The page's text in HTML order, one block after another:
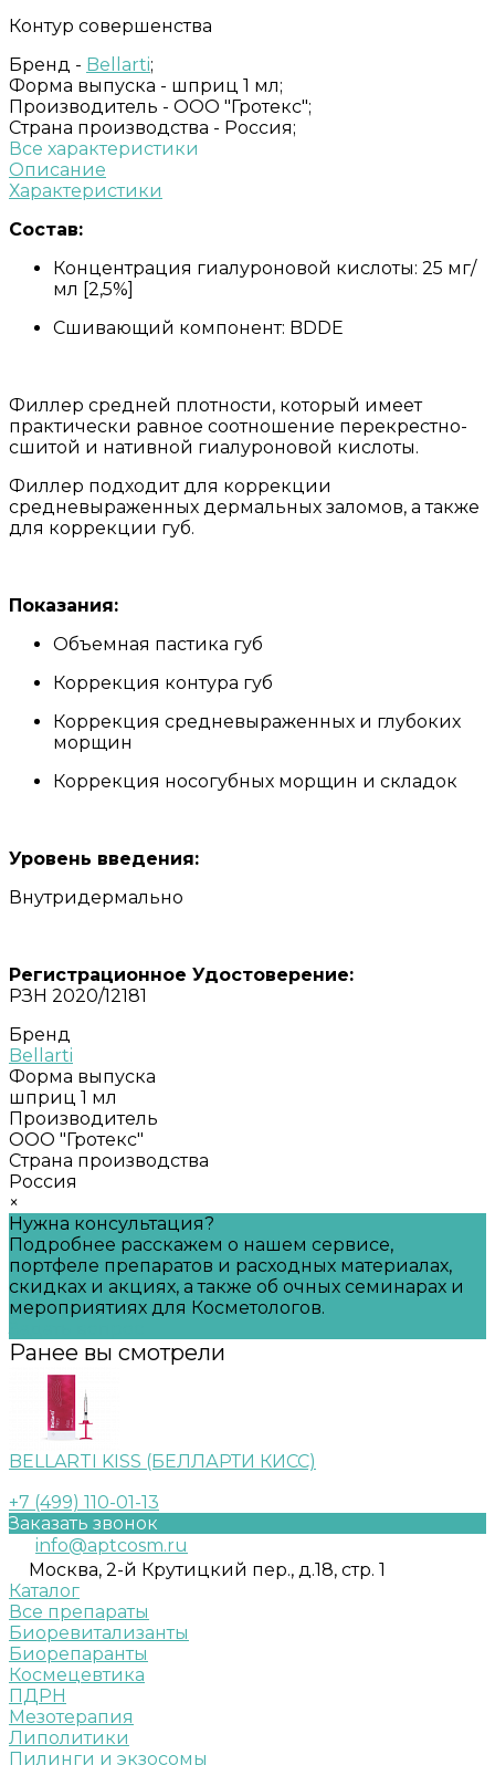
Контур совершенства
Бренд - Bellarti;
Форма выпуска - шприц 1 мл;
Производитель - ООО "Гротекс";
Страна производства - Россия;
Все характеристики
Описание
Характеристики
Состав:
Концентрация гиалуроновой кислоты: 25 мг/
мл [2,5%]
Сшивающий компонент: BDDE
Филлер средней плотности, который имеет
практически равное соотношение перекрестно-
сшитой и нативной гиалуроновой кислоты.
Филлер подходит для коррекции
средневыраженных дермальных заломов, а также
для коррекции губ.
Показания:
Объемная пастика губ
Коррекция контура губ
Коррекция средневыраженных и глубоких
морщин
Коррекция носогубных морщин и складок
Уровень введения:
Внутридермально
Регистрационное Удостоверение:
РЗН 2020/12181
Бренд
Bellarti
Форма выпуска
шприц 1 мл
Производитель
ООО "Гротекс"
Страна производства
Россия
×
Нужна консультация?
Подробнее расскажем о нашем сервисе,
портфеле препаратов и расходных материалах,
скидках и акциях, а также об очных семинарах и
мероприятиях для Косметологов.
Ранее вы смотрели
BELLARTI KISS (БЕЛЛАРТИ КИСС)
+7 (499) 110-01-13
Заказать звонок
info@aptcosm.ru
Москва, 2-й Крутицкий пер., д.18, стр. 1
Каталог
Все препараты
Биоревитализанты
Биорепаранты
Космецевтика
ПДРН
Мезотерапия
Липолитики
Пилинги и экзосомы